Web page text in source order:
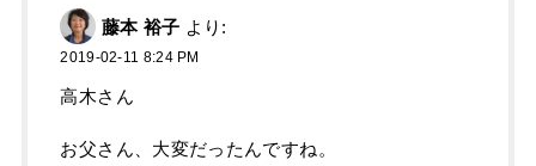
藤本 裕子 より:
2019-02-11 8:24 PM
高木さん
お父さん、大変だったんですね。